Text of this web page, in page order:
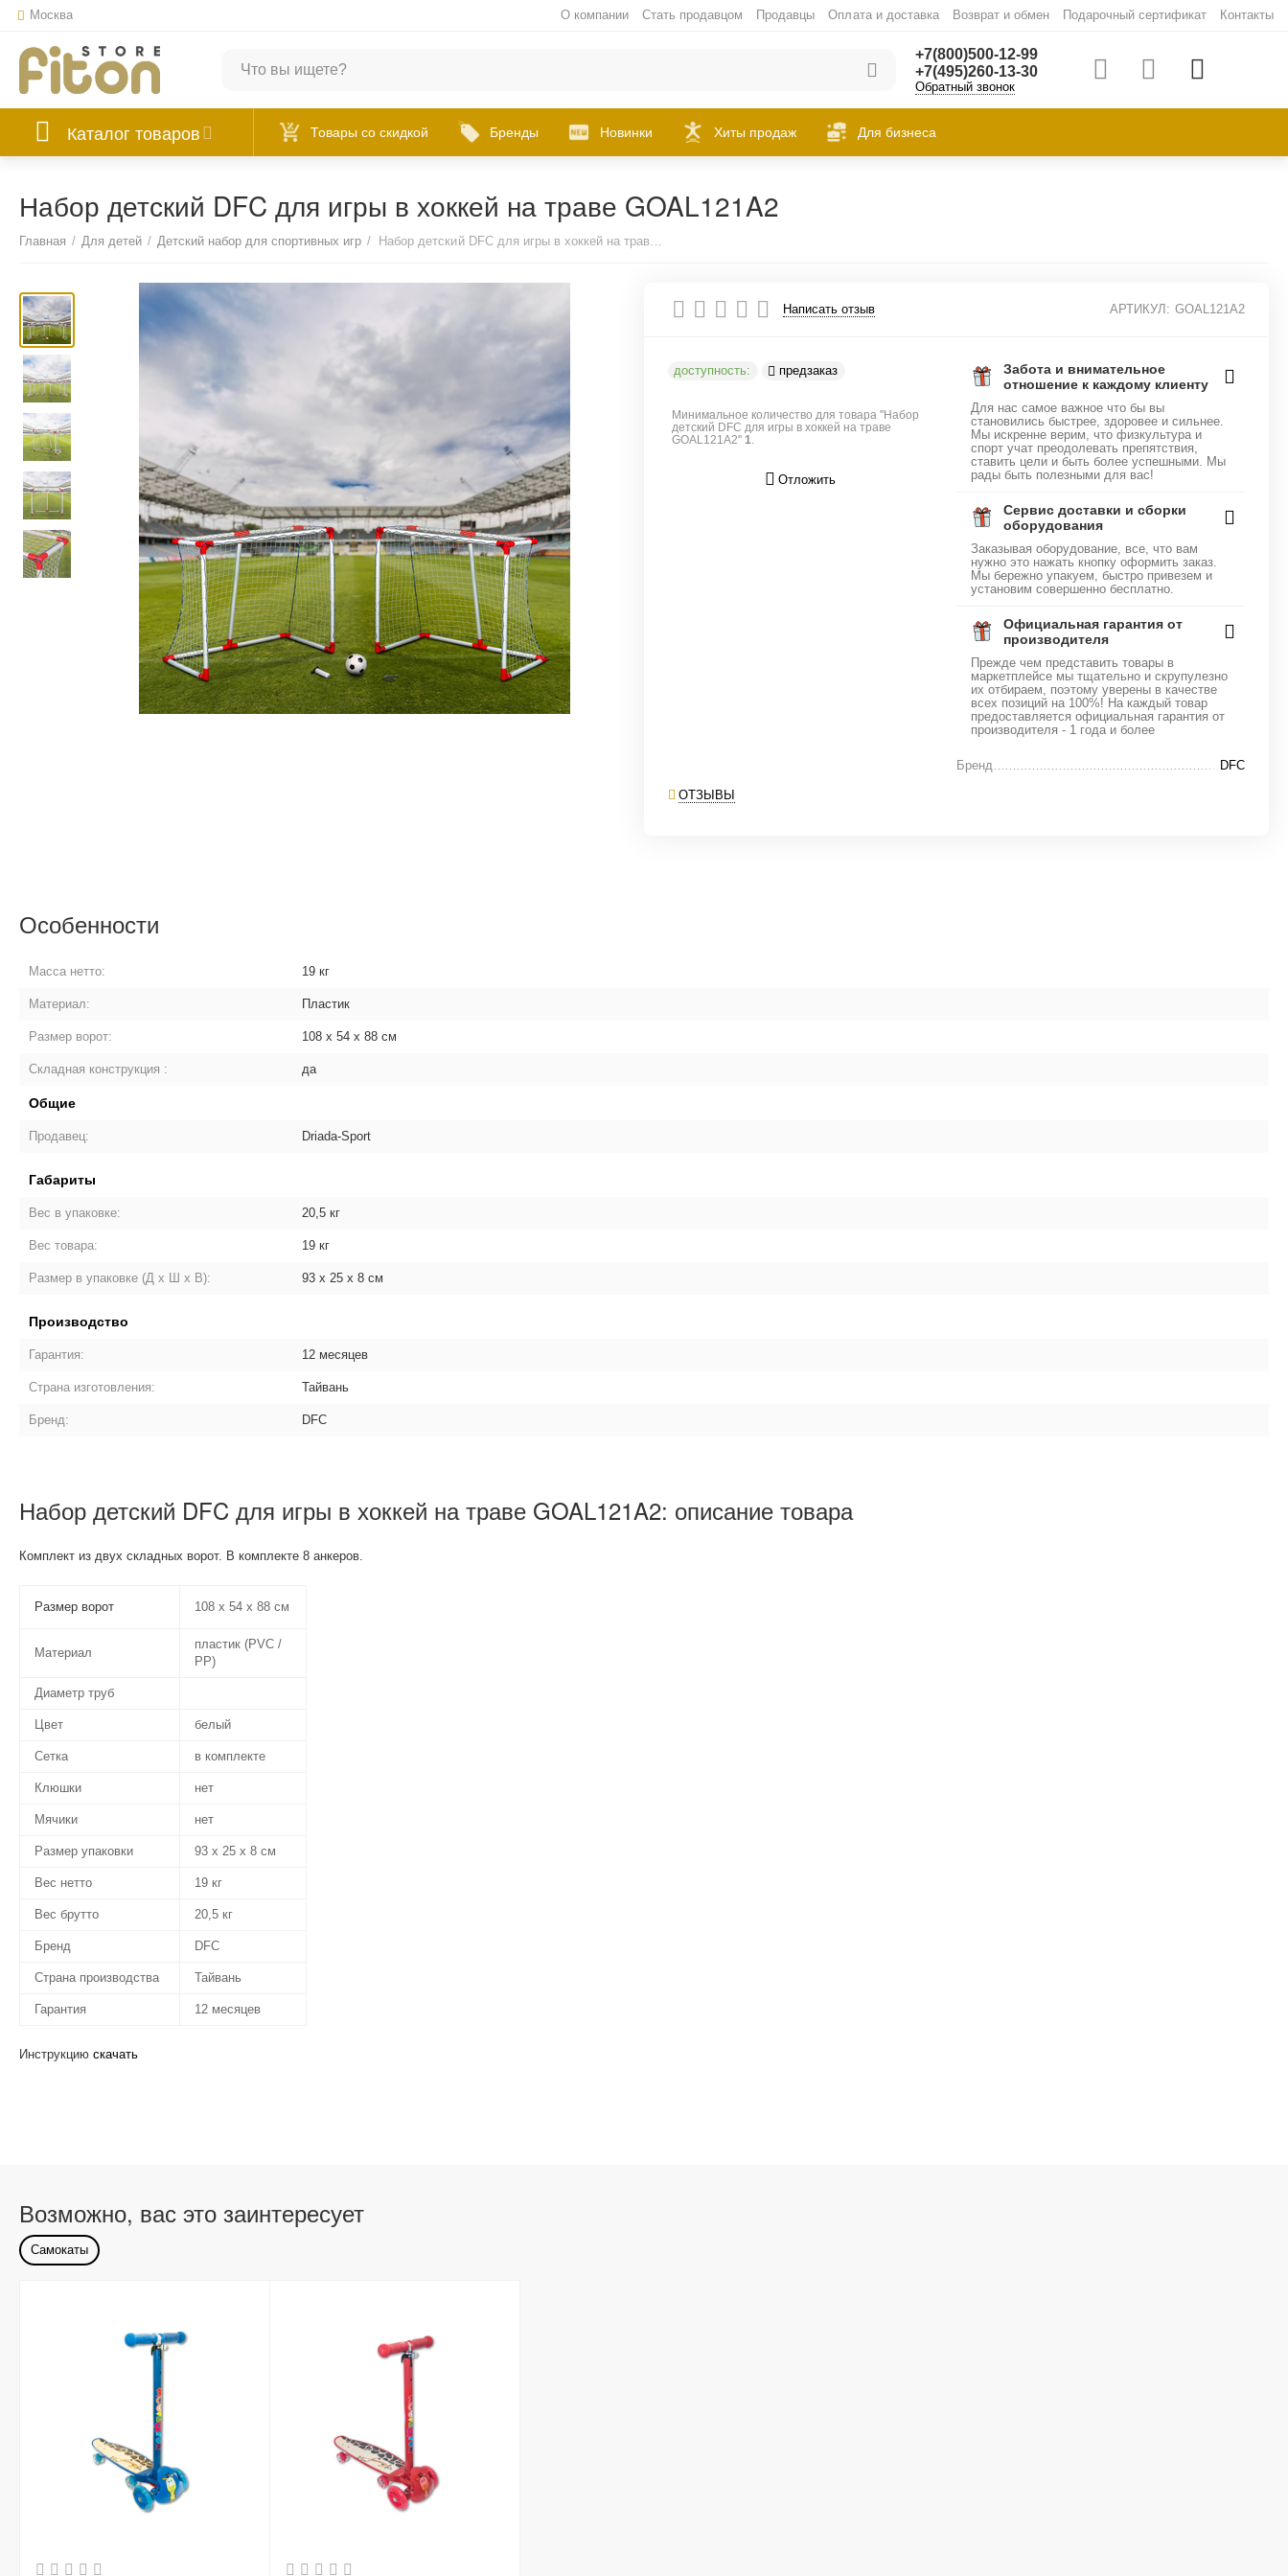
Москва О компании Стать продавцом Продавцы Оплата и доставка Возврат и обмен Подарочный сертификат Контакты
+7(800)500-12-99
+7(495)260-13-30
Обратный звонок
Каталог товаров Товары со скидкой Бренды Новинки Хиты продаж Для бизнеса
Набор детский DFC для игры в хоккей на траве GOAL121A2
Главная / Для детей / Детский набор для спортивных игр / Набор детский DFC для игры в хоккей на траве GOAL121A2
Написать отзыв АРТИКУЛ: GOAL121A2
доступность: предзаказ
Минимальное количество для товара "Набор
детский DFC для игры в хоккей на траве
GOAL121A2"1.
Отложить
Забота и внимательное
отношение к каждому клиенту
Для нас самое важное что бы вы
становились быстрее, здоровее и сильнее.
Мы искренне верим, что физкультура и
спорт учат преодолевать препятствия,
ставить цели и быть более успешными. Мы
рады быть полезными для вас!
Сервис доставки и сборки
оборудования
Заказывая оборудование, все, что вам
нужно это нажать кнопку оформить заказ.
Мы бережно упакуем, быстро привезем и
установим совершенно бесплатно.
Официальная гарантия от
производителя
Прежде чем представить товары в
маркетплейсе мы тщательно и скрупулезно
их отбираем, поэтому уверены в качестве
всех позиций на 100%! На каждый товар
предоставляется официальная гарантия от
производителя - 1 года и более
Бренд DFC
ОТЗЫВЫ
Особенности
Масса нетто: 19 кг
Материал: Пластик
Размер ворот: 108 х 54 х 88 см
Складная конструкция : да
Общие
Продавец: Driada-Sport
Габариты
Вес в упаковке: 20,5 кг
Вес товара: 19 кг
Размер в упаковке (Д х Ш х В): 93 х 25 х 8 см
Производство
Гарантия: 12 месяцев
Страна изготовления: Тайвань
Бренд: DFC
Набор детский DFC для игры в хоккей на траве GOAL121A2: описание товара
Комплект из двух складных ворот. В комплекте 8 анкеров.
Размер ворот 108 х 54 х 88 см
Материал
пластик (PVC /
PP)
Диаметр труб
Цвет белый
Сетка в комплекте
Клюшки нет
Мячики нет
Размер упаковки 93 х 25 х 8 см
Вес нетто 19 кг
Вес брутто 20,5 кг
Бренд DFC
Страна производства Тайвань
Гарантия 12 месяцев
Инструкциюскачать
Возможно, вас это заинтересует
Самокаты